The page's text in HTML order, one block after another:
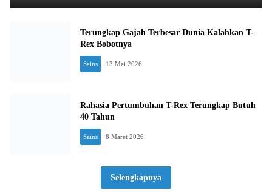
Terungkap Gajah Terbesar Dunia Kalahkan T-
Rex Bobotnya
Sains 13 Mei 2026
Rahasia Pertumbuhan T-Rex Terungkap Butuh
40 Tahun
Sains 8 Maret 2026
Selengkapnya